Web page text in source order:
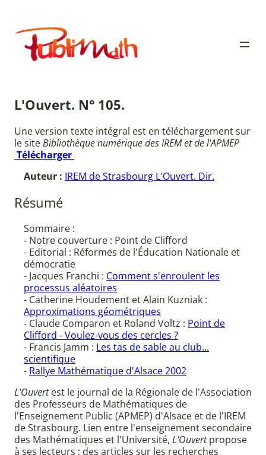
contenu
Publimath
L'Ouvert. N° 105.
Une version texte intégral est en téléchargement sur
le siteBibliothèque numérique des IREM et de l'APMEP
Télécharger
Auteur : IREM de Strasbourg L'Ouvert. Dir.
Résumé
Sommaire :
- Notre couverture : Point de Clifford
- Editorial : Réformes de l'Éducation Nationale et
démocratie
- Jacques Franchi : Comment s'enroulent les
processus aléatoires
- Catherine Houdement et Alain Kuzniak :
Approximations géométriques
- Claude Comparon et Roland Voltz : Point de
Clifford - Voulez-vous des cercles ?
- Francis Jamm : Les tas de sable au club...
scientifique
- Rallye Mathématique d'Alsace 2002
L'Ouvertest le journal de la Régionale de l'Association
des Professeurs de Mathématiques de
l'Enseignement Public (APMEP) d'Alsace et de l'IREM
de Strasbourg. Lien entre l'enseignement secondaire
des Mathématiques et l'Université, L'Ouvertpropose
à ses lecteurs : des articles sur les recherches